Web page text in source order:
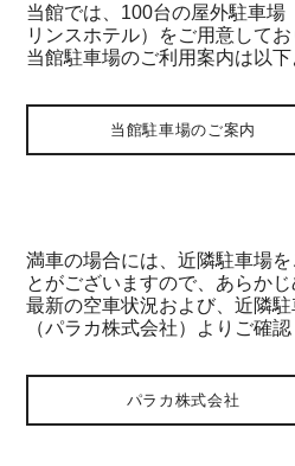
当館では、100台の屋外駐車場
リンスホテル）をご用意してお
当館駐車場のご利用案内は以下
当館駐車場のご案内
満車の場合には、近隣駐車場
とがございますので、あらかじ
最新の空車状況および、近隣
（パラカ株式会社）よりご確認
パラカ株式会社